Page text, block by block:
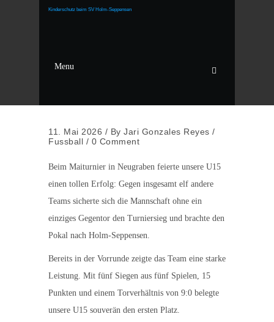
Kinderschutz beim SV Holm-Seppensen
Menu
11. Mai 2026 / By Jari Gonzales Reyes /
Fussball / 0 Comment
Beim Maiturnier in Neugraben feierte unsere U15
einen tollen Erfolg: Gegen insgesamt elf andere
Teams sicherte sich die Mannschaft ohne ein
einziges Gegentor den Turniersieg und brachte den
Pokal nach Holm-Seppensen.
Bereits in der Vorrunde zeigte das Team eine starke
Leistung. Mit fünf Siegen aus fünf Spielen, 15
Punkten und einem Torverhältnis von 9:0 belegte
unsere U15 souverän den ersten Platz.